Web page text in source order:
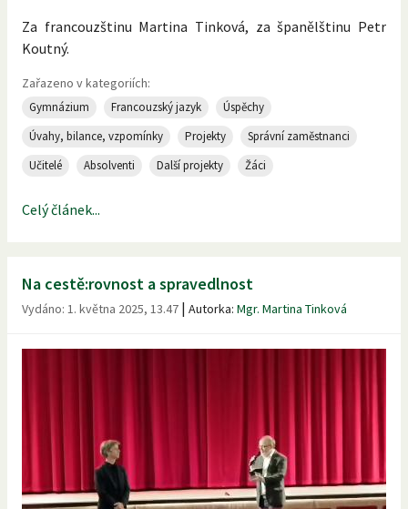
Za francouzštinu Martina Tinková, za španělštinu Petr
Koutný.
Zařazeno v kategoriích:
Gymnázium Francouzský jazyk
Úspěchy
Úvahy, bilance, vzpomínky
Projekty
Správní zaměstnanci
Učitelé
Absolventi Další projekty Žáci
Celý článek...
Na cestě:rovnost a spravedlnost
Vydáno: 1. května 2025, 13.47 | Autorka: Mgr. Martina Tinková